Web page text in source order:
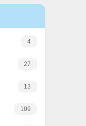
4
27
13
109